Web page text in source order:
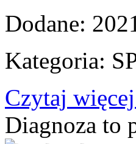
Dodane:
Kategoria:
Czytaj
Diagnoza to